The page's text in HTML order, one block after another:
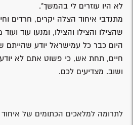
לא היו עוזרים לי בהמשך".
מתנדבי איחוד הצלה יקרים, חרדים
שהצילו והצילו והצילו, ומנעו עוד
היום כבר כל עמישראל יודע
חיים, תחת אש, כי פשוט אתם לא
ושוב. מצדיעים לכם.
לתרומה למלאכים הכתומים של